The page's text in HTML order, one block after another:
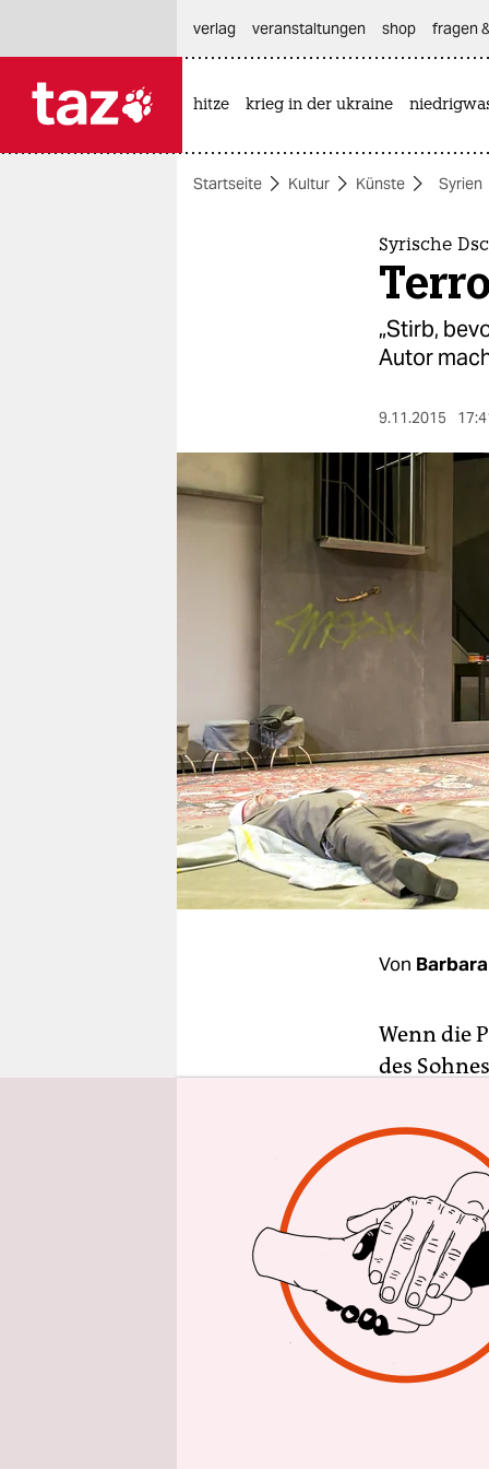
themen
berlin
veranstaltungen
shop
fragen & hilfe
unterstützen
abo
verlag
veranstaltungen shop fragen
hitze krieg in der ukraine
Startseite Kultur Künste Syrien
Syrische
„Stirb,
Autor
9.11.2015
Von
Wenn die
des
eine
Spiel,
man
So
Stück
Jahr mit
ihm das